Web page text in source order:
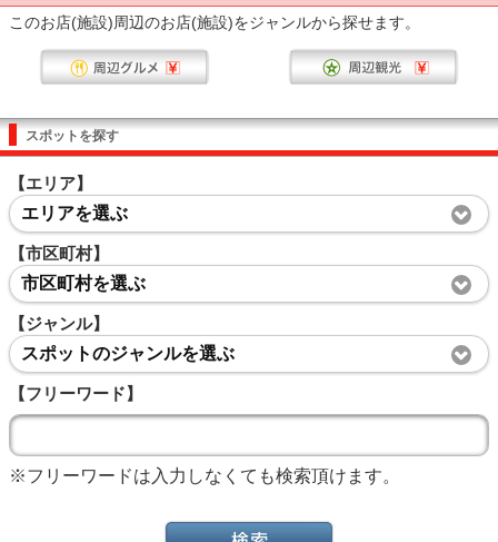
このお店(施設)周辺のお店(施設)をジャンルから探せます。
スポットを探す
【エリア】
エリアを選ぶ
【市区町村】
市区町村を選ぶ
【ジャンル】
スポットのジャンルを選ぶ
【フリーワード】
※フリーワードは入力しなくても検索頂けます。